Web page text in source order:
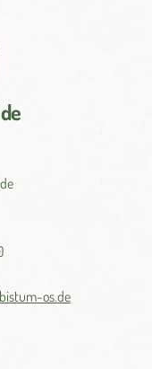
bistum-os.de